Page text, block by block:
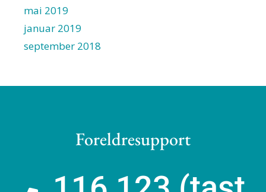
mai 2019
januar 2019
september 2018
Foreldresupport